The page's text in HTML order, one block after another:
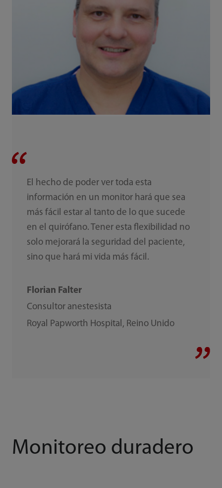
El hecho de poder ver toda esta
información en un monitor hará que sea
más fácil estar al tanto de lo que sucede
en el quirófano. Tener esta flexibilidad no
solo mejorará la seguridad del paciente,
sino que hará mi vida más fácil.
Florian Falter
Consultor anestesista
Royal Papworth Hospital, Reino Unido
Monitoreo duradero